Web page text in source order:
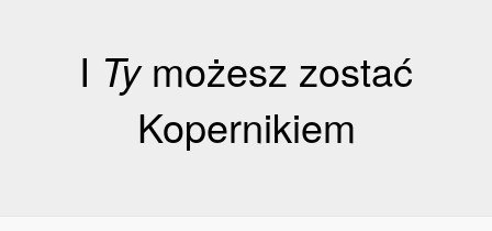
I Tymożesz zostać
Kopernikiem